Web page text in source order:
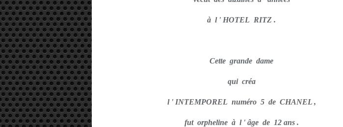
à l ' HOTEL RITZ .
Cette grande dame
qui créa
l ' INTEMPOREL numéro 5 de CHANEL ,
fut orpheline à l ' âge de 12 ans .